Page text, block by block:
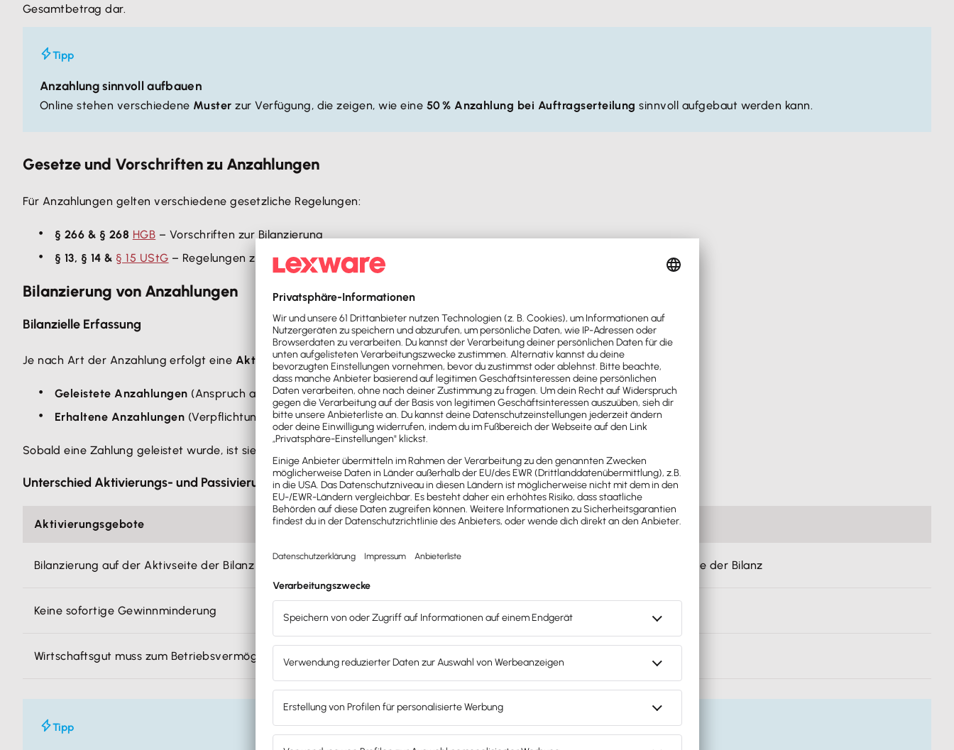
Gesamtbetrag dar.
Tipp
Anzahlung sinnvoll aufbauen
Online stehen verschiedene Muster zur Verfügung, die zeigen, wie eine 50 % Anzahlung bei Auftragserteilung sinnvoll aufgebaut werden kann.
Gesetze und Vorschriften zu Anzahlungen
Für Anzahlungen gelten verschiedene gesetzliche Regelungen:
§ 266 & § 268 HGB – Vorschriften zur Bilanzierung
§ 13, § 14 & § 15 UStG – Regelungen zur Umsatzsteuer
Bilanzierung von Anzahlungen
Bilanzielle Erfassung
Je nach Art der Anzahlung erfolgt eine Aktivierung oder Passivierung:
Geleistete Anzahlungen (Anspruch auf Leistung) → Aktivseite
Erhaltene Anzahlungen (Verpflichtung zur Leistungserbringung) → Passivseite
Sobald eine Zahlung geleistet wurde, ist sie in der
Unterschied Aktivierungs- und Passivierungsgebote
Aktivierungsgebote Passivierungsgebote
Bilanzierung auf der Aktivseite der Bilanz Bilanzierung auf der Passivseite der Bilanz
Keine sofortige Gewinnminderung
Wirtschaftsgut muss zum Betriebsvermögen gehören
Tipp